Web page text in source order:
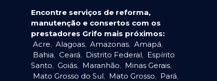
Encontre serviços de reforma,
manutenção e consertos com os
prestadores Grifo mais próximos:
Acre, Alagoas, Amazonas, Amapá,
Bahia, Ceará, Distrito Federal, Espírito
Santo, Goiás, Maranhão, Minas Gerais,
Mato Grosso do Sul, Mato Grosso, Pará,